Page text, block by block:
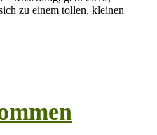
zu einem tollen, kleinen